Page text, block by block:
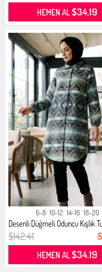
HEMEN AL$34.19
6-8 10-12 14-16 18-20
Desenli Düğmeli Oduncu Kışlık
$142.41
HEMEN AL$34.19